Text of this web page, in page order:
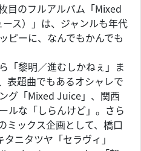
目のフルアルバム「Mixed
ス）」は、ジャンルも年代
ピーに、なんでもかんでも
「黎明／進むしかねぇ」ま
表題曲でもあるオシャレで
グ「Mixed Juice」、関西
ルな「しらんけど」。さら
ミックス企画として、橋口
ニタツヤ「セラヴィ」